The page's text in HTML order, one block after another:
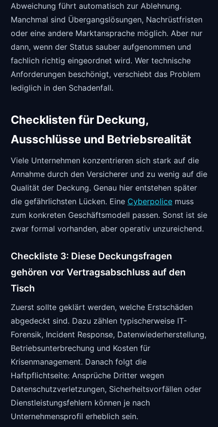
Abweichung führt automatisch zur Ablehnung.
Manchmal sind Übergangslösungen, Nachrüstfristen
oder eine andere Marktansprache möglich. Aber nur
dann, wenn der Status sauber aufgenommen und
fachlich richtig eingeordnet wird. Wer technische
Anforderungen beschönigt, verschiebt das Problem
lediglich in den Schadenfall.
Checklisten für Deckung,
Ausschlüsse und Betriebsrealität
Viele Unternehmen konzentrieren sich stark auf die
Annahme durch den Versicherer und zu wenig auf die
Qualität der Deckung. Genau hier entstehen später
die gefährlichsten Lücken. Eine Cyberpolice muss
zum konkreten Geschäftsmodell passen. Sonst ist sie
zwar formal vorhanden, aber operativ unzureichend.
Checkliste 3: Diese Deckungsfragen
gehören vor Vertragsabschluss auf den
Tisch
Zuerst sollte geklärt werden, welche Erstschäden
abgedeckt sind. Dazu zählen typischerweise IT-
Forensik, Incident Response, Datenwiederherstellung,
Betriebsunterbrechung und Kosten für
Krisenmanagement. Danach folgt die
Haftpflichtseite: Ansprüche Dritter wegen
Datenschutzverletzungen, Sicherheitsvorfällen oder
Dienstleistungsfehlern können je nach
Unternehmensprofil erheblich sein.